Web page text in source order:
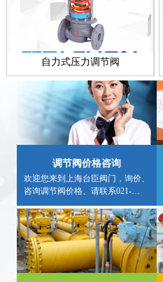
自力式压力调节阀
调节阀价格咨询
欢迎您来到上海台臣阀门，询价、
咨询调节阀价格、请联系021-
57562898、采购调节阀请认准台臣
牌，大量现货库存，非工作时间咨
询气动调节阀价格，请拨打24小时
热线电话15900840303。